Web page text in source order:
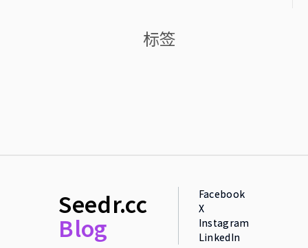
标签
Seedr.cc
Blog
Facebook
X
Instagram
LinkedIn